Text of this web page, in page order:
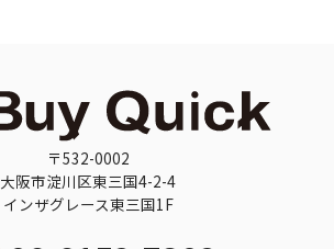
〒532-0002
大阪市淀川区東三国4-2-4
インザグレース東三国1F